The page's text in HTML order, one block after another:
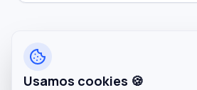
Usamos cookies 🍪